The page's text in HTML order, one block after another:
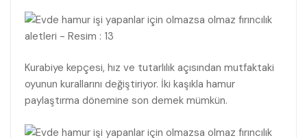
Kurabiye kepçesi, hız ve tutarlılık açısından mutfaktaki
oyunun kurallarını değiştiriyor. İki kaşıkla hamur
paylaştırma dönemine son demek mümkün.